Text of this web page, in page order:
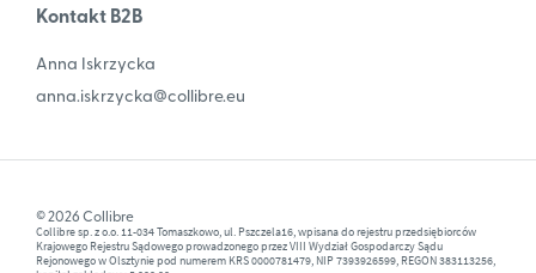
Kontakt B2B
Anna Iskrzycka
anna.iskrzycka@collibre.eu
© 2026 Collibre
Collibre sp. z o.o. 11-034 Tomaszkowo, ul. Pszczela16, wpisana do rejestru przedsiębiorców
Krajowego Rejestru Sądowego prowadzonego przez VIII Wydział Gospodarczy Sądu
Rejonowego w Olsztynie pod numerem KRS 0000781479, NIP 7393926599, REGON 383113256,